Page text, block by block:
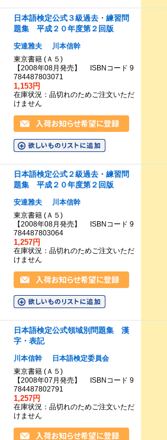
日本語検定公式３級過去・練習問
題集 平成２０年度第２回版
安達雅夫
川本信幹
東京書籍 (Ａ５)
【2008年08月発売】 ISBNコード 9
784487803071
1,153円
在庫状況：品切れのためご注文いただ
けません
日本語検定公式２級過去・練習問
題集 平成２０年度第２回版
安達雅夫
川本信幹
東京書籍 (Ａ５)
【2008年08月発売】 ISBNコード 9
784487803064
1,257円
在庫状況：品切れのためご注文いただ
けません
日本語検定公式領域別問題集 漢
字・表記
川本信幹
日本語検定委員会
東京書籍 (Ａ５)
【2008年07月発売】 ISBNコード 9
784487802791
1,257円
在庫状況：品切れのためご注文いただ
けません